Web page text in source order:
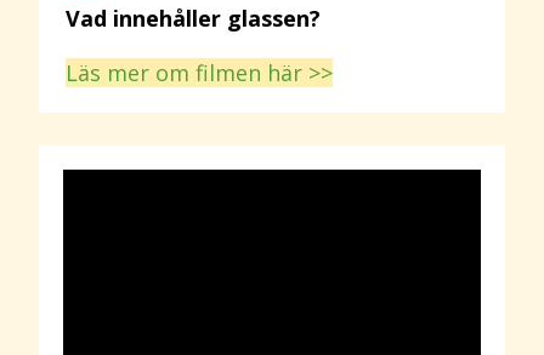
Vad innehåller glassen?
Läs mer om filmen här >>